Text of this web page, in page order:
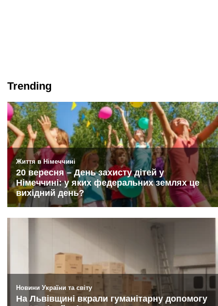
Trending